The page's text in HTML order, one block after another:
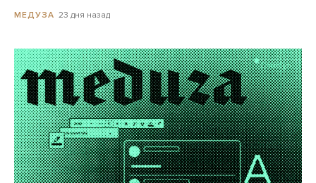
МЕДУЗА 23 дня назад